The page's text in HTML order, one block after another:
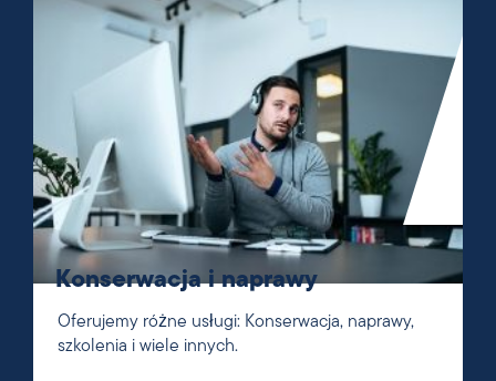
Konserwacja i naprawy
Oferujemy różne usługi: Konserwacja, naprawy,
szkolenia i wiele innych.